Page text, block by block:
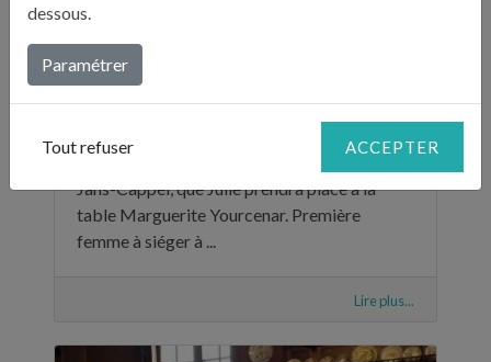
A LA TABLE DE MARGUERITE YOURCENAR
Jans-Cappel, que Julie prendra place à la
table Marguerite Yourcenar. Première
femme à siéger à ...
Lire plus...
dessous.
Paramétrer
Tout refuser ACCEPTER